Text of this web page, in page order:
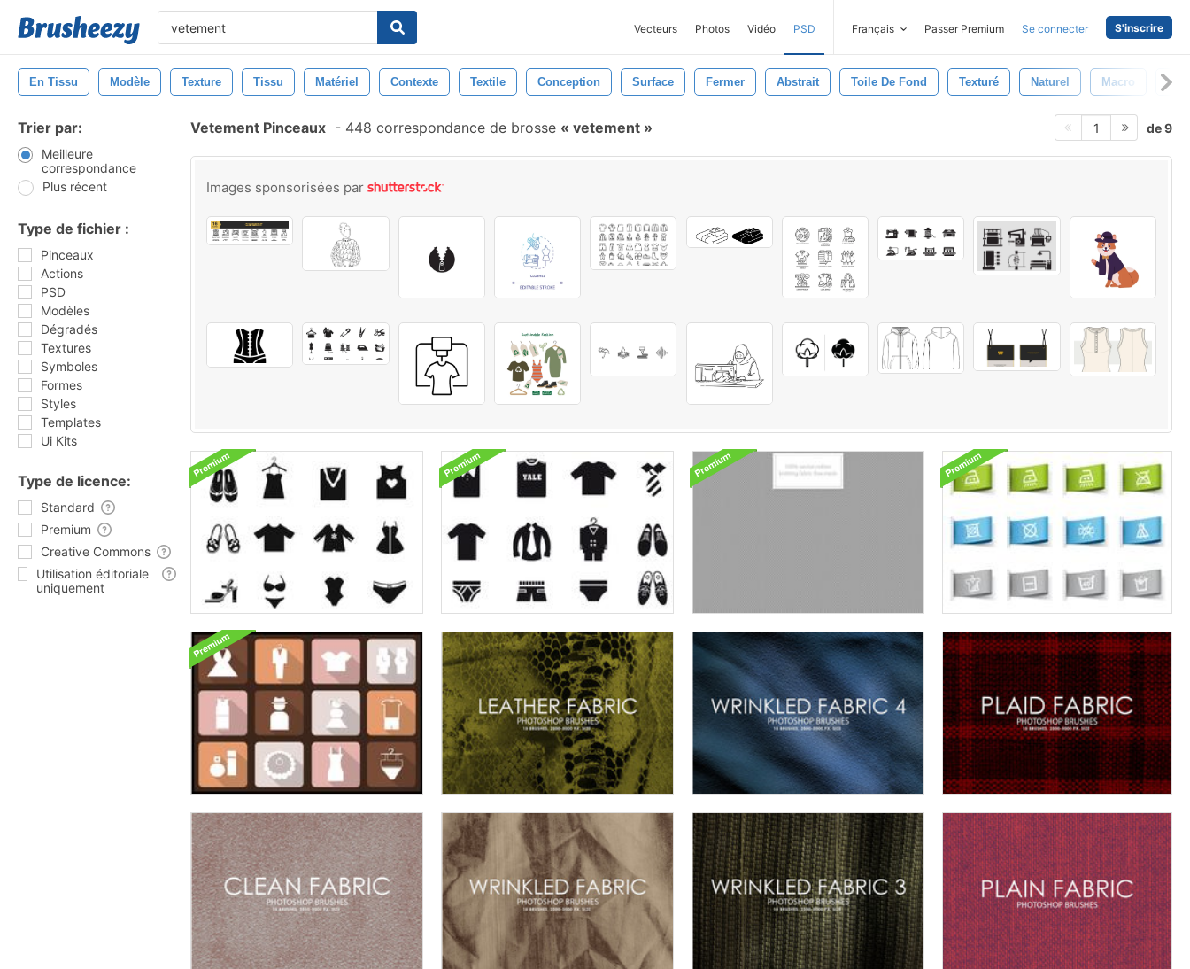
Vecteurs Photos Vidéo PSD Français Passer Premium Se connecter S'inscrire
En Tissu Modèle Texture Tissu Matériel Contexte Textile Conception Surface Fermer Abstrait Toile De Fond Texturé Naturel Macro
Trier par:
Meilleure
correspondance
Plus récent
Type de fichier :
Pinceaux
Actions
PSD
Modèles
Dégradés
Textures
Symboles
Formes
Styles
Templates
Ui Kits
Type de licence:
Standard
Premium
Creative Commons
Utilisation éditoriale
uniquement
Vetement Pinceaux - 448 correspondance de brosse vetement 1 de 9
Images sponsorisées par